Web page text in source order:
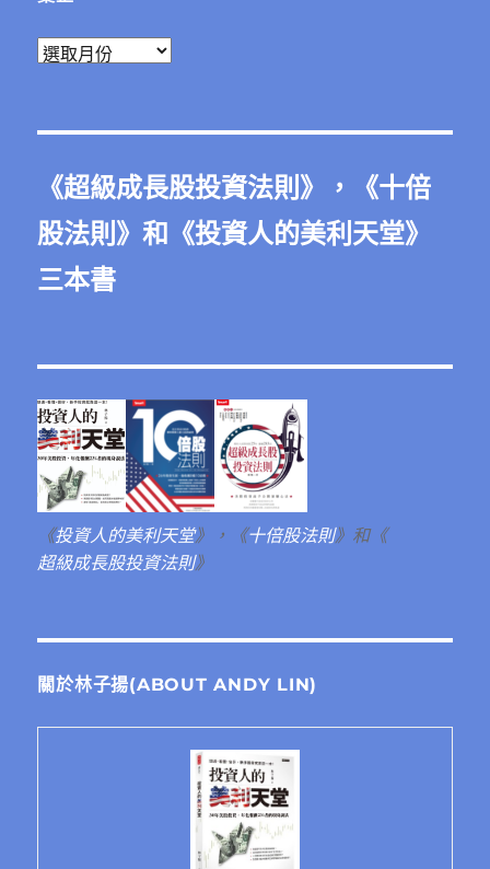
彙
《超級成長股投資法則 》，《十倍
股法則 》和《投資人的美利天堂》
三本書
《投資人的美利天堂》，《十倍股法則》和《
超級成長股投資法則》
關於林子揚(ABOUT ANDY LIN)